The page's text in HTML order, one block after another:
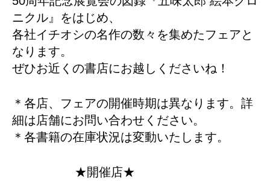
ニクル』をはじめ、
各社イチオシの名作の数々を集めたフェアと
なります。
ぜひお近くの書店にお越しくださいね！
＊各店、フェアの開催時期は異なります。詳
細は店舗にお問い合わせください。
＊各書籍の在庫状況は変動いたします。
★開催店★